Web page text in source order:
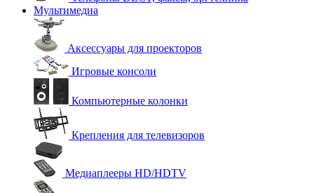
Мультимедиа
Аксессуары для проекторов
Игровые консоли
Компьютерные колонки
Крепления для телевизоров
Медиаплееры HD/HDTV